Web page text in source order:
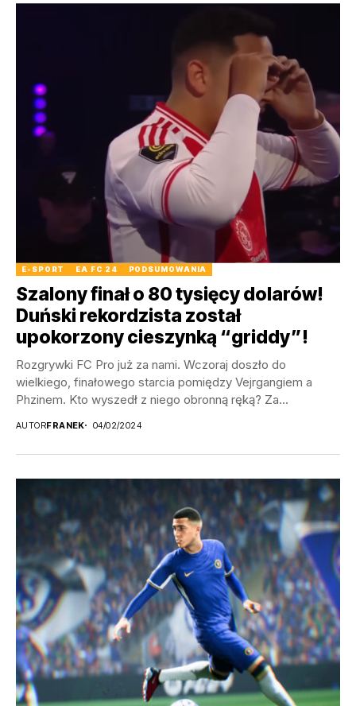
E-SPORT EA FC 24 PODSUMOWANIA
Szalony finał o 80 tysięcy dolarów!
Duński rekordzista został
upokorzony cieszynką “griddy”!
Rozgrywki FC Pro już za nami. Wczoraj doszło do
wielkiego, finałowego starcia pomiędzy Vejrgangiem a
Phzinem. Kto wyszedł z niego obronną ręką? Za...
AUTORFRANEK 04/02/2024